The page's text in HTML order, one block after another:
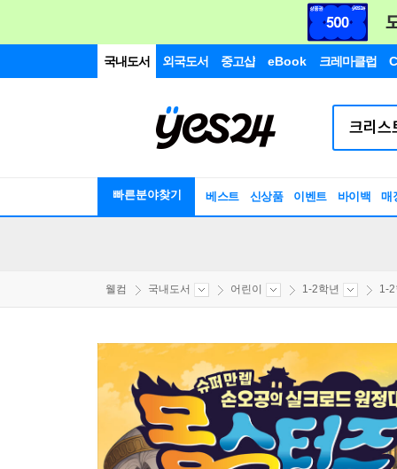
국내도서 외국도서 중고샵 eBook 크레마클럽
빠른분야찾기 베스트 신상품 이벤트 바이백 매
웰컴 국내도서 어린이 1-2학년 1-